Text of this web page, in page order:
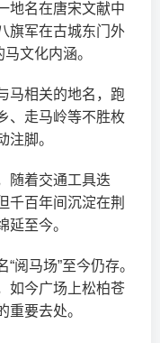
地名在唐宋文献中
旗军在古城东门外
文化内涵。
马相关的地名，跑
、走马岭等不胜枚
注脚。
随着交通工具迭
千百年间沉淀在荆
延至今。
阅马场”至今仍存。
如今广场上松柏苍
重要去处。